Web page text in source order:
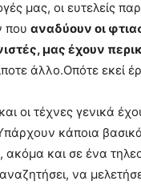
μας, οι ευτελείς
που αναδύουν οι
μας έχουν
άλλο.Οπότε εκεί
οι τέχνες γενικά
κάποια
ακόμα και σε ένα
να